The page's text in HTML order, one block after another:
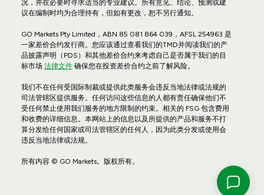
况，并在必要时寻求适当的专业建议。所有意见、结论、预测或建
议在编制时均为合理持有，但如有更改，恕不另行通知。
GO Markets Pty Limited，ABN 85 081 864 039，AFSL 254963 是
一家差价合约发行商。您应该通过查看我们的TMD并阅读我们的产
品披露声明（PDS）和其他差价合约来考虑自己是否属于我们的目
标市场 法律文件确保您在投资差价合约之前了解风险。
我们不在任何受国际制裁或提供此类服务会违反当地法律或法规的
司法管辖区提供服务。任何访问这些信息的人都有责任确保他们不
受任何禁止使用我们服务的地方限制的约束。相关的 FSG 包含费用
和收费的详细信息。本网站上的信息以及所提供的产品和服务不打
算分发给任何国家或司法管辖区的任何人，因为此类分发或使用会
违反当地法律或法规。
所有内容 © GO Markets。版权所有。